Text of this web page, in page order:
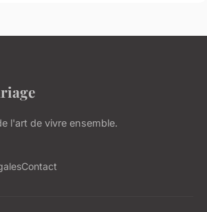
l'art de vivre ensemble.
Contact